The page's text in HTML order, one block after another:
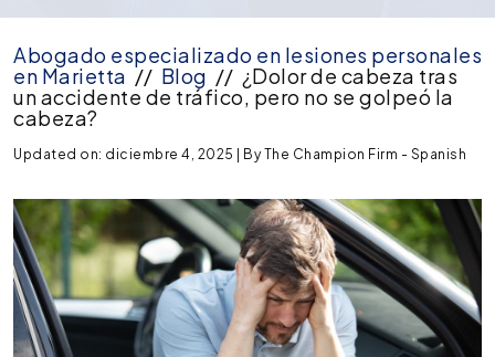
Abogado especializado en lesiones personales
en Marietta // Blog // ¿Dolor de cabeza tras
un accidente de tráfico, pero no se golpeó la
cabeza?
Updated on: diciembre 4, 2025 | ByThe Champion Firm - Spanish